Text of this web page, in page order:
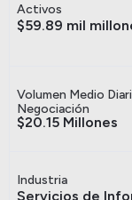
Activos
$59.89 mil
Volumen Medio
Negociación
$20.15 Millones
Industria
Servicios de